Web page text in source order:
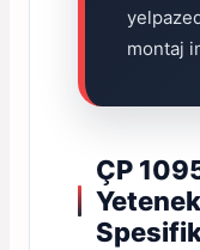
montaj
ÇP